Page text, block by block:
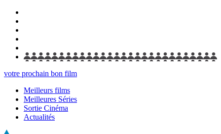
votre prochain bon film
Meilleurs films
Meilleures Séries
Sortie Cinéma
Actualités